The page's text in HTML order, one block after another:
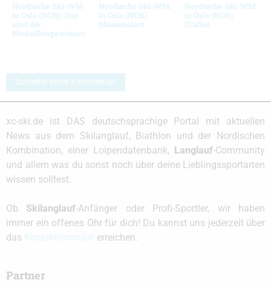
Nordische Ski-WM
in Oslo (NOR): Das
sind die
Medaillengewinner
Nordische Ski-WM
in Oslo (NOR)
Massenstart
Nordische Ski-WM
in Oslo (NOR)
Staffel
Schreibe einen Kommentar
xc-ski.de ist DAS deutschsprachige Portal mit aktuellen
News aus dem Skilanglauf, Biathlon und der Nordischen
Kombination, einer Loipendatenbank, Langlauf-Community
und allem was du sonst noch über deine Lieblingssportarten
wissen solltest.
Ob Skilanglauf-Anfänger oder Profi-Sportler, wir haben
immer ein offenes Ohr für dich! Du kannst uns jederzeit über
das
erreichen.
Partner